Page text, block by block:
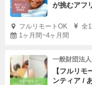
が挑むアフ
フルリモートOK
全
1ヶ月間~4ヶ月間
一般財団法
【フルリ
ンティア /